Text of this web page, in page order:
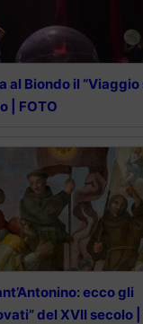
al Biondo il
| FOTO
ecco gli
del XVII secolo |